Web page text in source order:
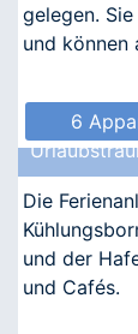
gelegen.
und können
6
Die
und der
und Cafés.